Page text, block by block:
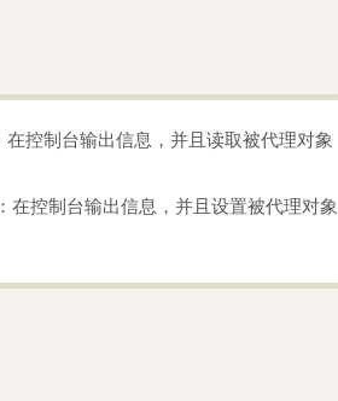
在控制台输出信息，并且读取被代理对象
：在控制台输出信息，并且设置被代理对象